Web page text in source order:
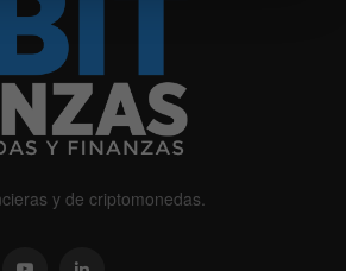
y de criptomonedas.